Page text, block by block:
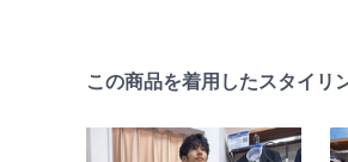
この商品を着用したスタイリ